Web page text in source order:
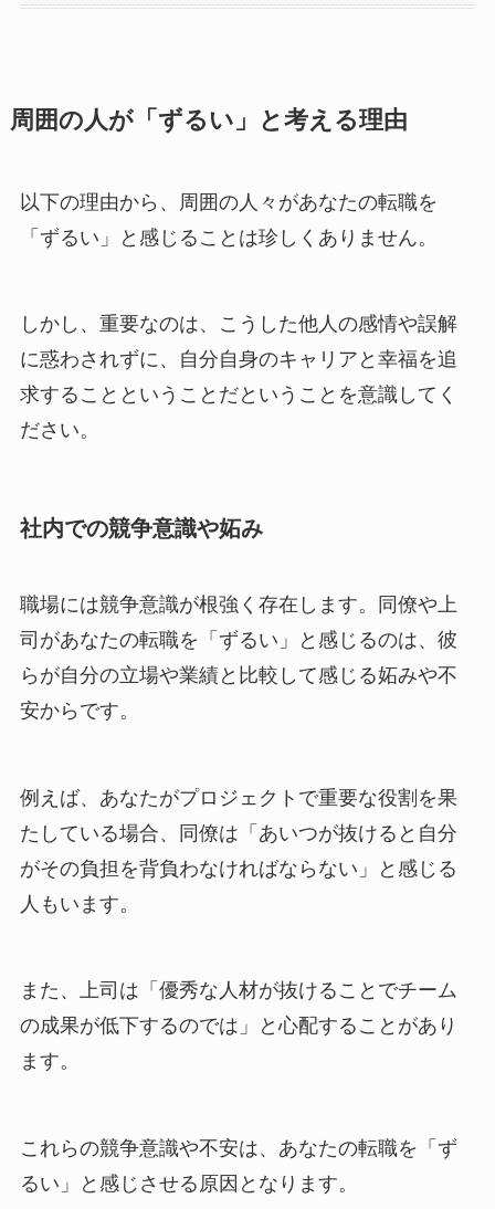
周囲の人が「ずるい」と考える理由
以下の理由から、周囲の人々があなたの転職を
「ずるい」と感じることは珍しくありません。
しかし、重要なのは、こうした他人の感情や誤解
に惑わされずに、自分自身のキャリアと幸福を追
求することということだということを意識してく
ださい。
社内での競争意識や妬み
職場には競争意識が根強く存在します。同僚や上
司があなたの転職を「ずるい」と感じるのは、彼
らが自分の立場や業績と比較して感じる妬みや不
安からです。
例えば、あなたがプロジェクトで重要な役割を果
たしている場合、同僚は「あいつが抜けると自分
がその負担を背負わなければならない」と感じる
人もいます。
また、上司は「優秀な人材が抜けることでチーム
の成果が低下するのでは」と心配することがあり
ます。
これらの競争意識や不安は、あなたの転職を「ず
るい」と感じさせる原因となります。